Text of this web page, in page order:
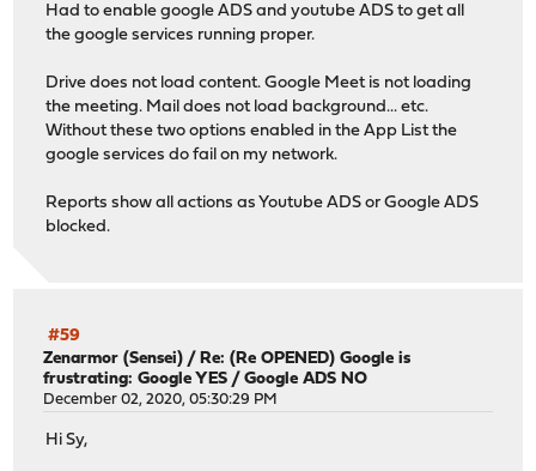
Had to enable google ADS and youtube ADS to get all
the google services running proper.
Drive does not load content. Google Meet is not loading
the meeting. Mail does not load background... etc.
Without these two options enabled in the App List the
google services do fail on my network.
Reports show all actions as Youtube ADS or Google ADS
blocked.
#59
Zenarmor (Sensei) / Re: (Re OPENED) Google is
frustrating: Google YES / Google ADS NO
December 02, 2020, 05:30:29 PM
Hi Sy,